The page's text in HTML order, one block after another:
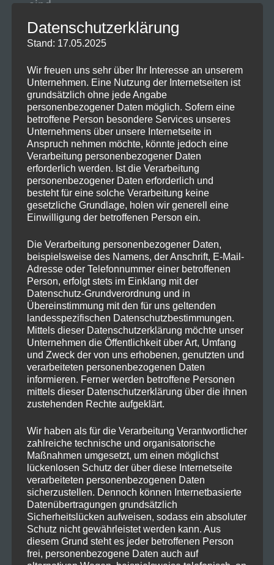
sind.
Nachweis: Wer unsicher ist, hier eine
aktuelle Werbung auf der
offiziellen
Twitter – Seite
Google Translate). Außerdem wird es
aufPreisjägervom
User@Houllier ebenfalls bestätigt, dieser
hatte es am WE bereits ausgetestet.
Vielen Dank!
FAQ
OneFootball ist ein lizenziertes
Fußballmedienunternehmen und somit
einkomplett legaler Dienst. Es handelt
sich also nicht um ein zwielichtiges
Streaming-Portal, bei dem
Sportübertragungen illegal online gestellt
werden, sondern es bietet Live-Spiele,
Datenschutzerklärung
Stand: 17.05.2025
Wir freuen uns sehr über Ihr Interesse an unserem
Unternehmen. Eine Nutzung der Internetseiten ist
grundsätzlich ohne jede Angabe
personenbezogener Daten möglich. Sofern eine
betroffene Person besondere Services unseres
Unternehmens über unsere Internetseite in
Anspruch nehmen möchte, könnte jedoch eine
Verarbeitung personenbezogener Daten
erforderlich werden. Ist die Verarbeitung
personenbezogener Daten erforderlich und
besteht für eine solche Verarbeitung keine
gesetzliche Grundlage, holen wir generell eine
Einwilligung der betroffenen Person ein.
Die Verarbeitung personenbezogener Daten,
beispielsweise des Namens, der Anschrift, E-Mail-
Adresse oder Telefonnummer einer betroffenen
Person, erfolgt stets im Einklang mit der
Datenschutz-Grundverordnung und in
Übereinstimmung mit den für uns geltenden
landesspezifischen Datenschutzbestimmungen.
Mittels dieser Datenschutzerklärung möchte unser
Unternehmen die Öffentlichkeit über Art, Umfang
und Zweck der von uns erhobenen, genutzten und
verarbeiteten personenbezogenen Daten
informieren. Ferner werden betroffene Personen
mittels dieser Datenschutzerklärung über die ihnen
zustehenden Rechte aufgeklärt.
Wir haben als für die Verarbeitung Verantwortlicher
zahlreiche technische und organisatorische
Maßnahmen umgesetzt, um einen möglichst
lückenlosen Schutz der über diese Internetseite
verarbeiteten personenbezogenen Daten
sicherzustellen. Dennoch können Internetbasierte
Datenübertragungen grundsätzlich
Sicherheitslücken aufweisen, sodass ein absoluter
Schutz nicht gewährleistet werden kann. Aus
diesem Grund steht es jeder betroffenen Person
frei, personenbezogene Daten auch auf